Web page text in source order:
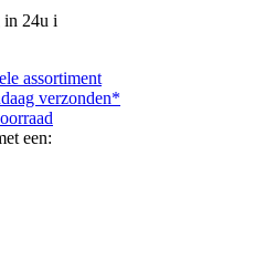
in 24u i
assortiment
verzonden*
een: